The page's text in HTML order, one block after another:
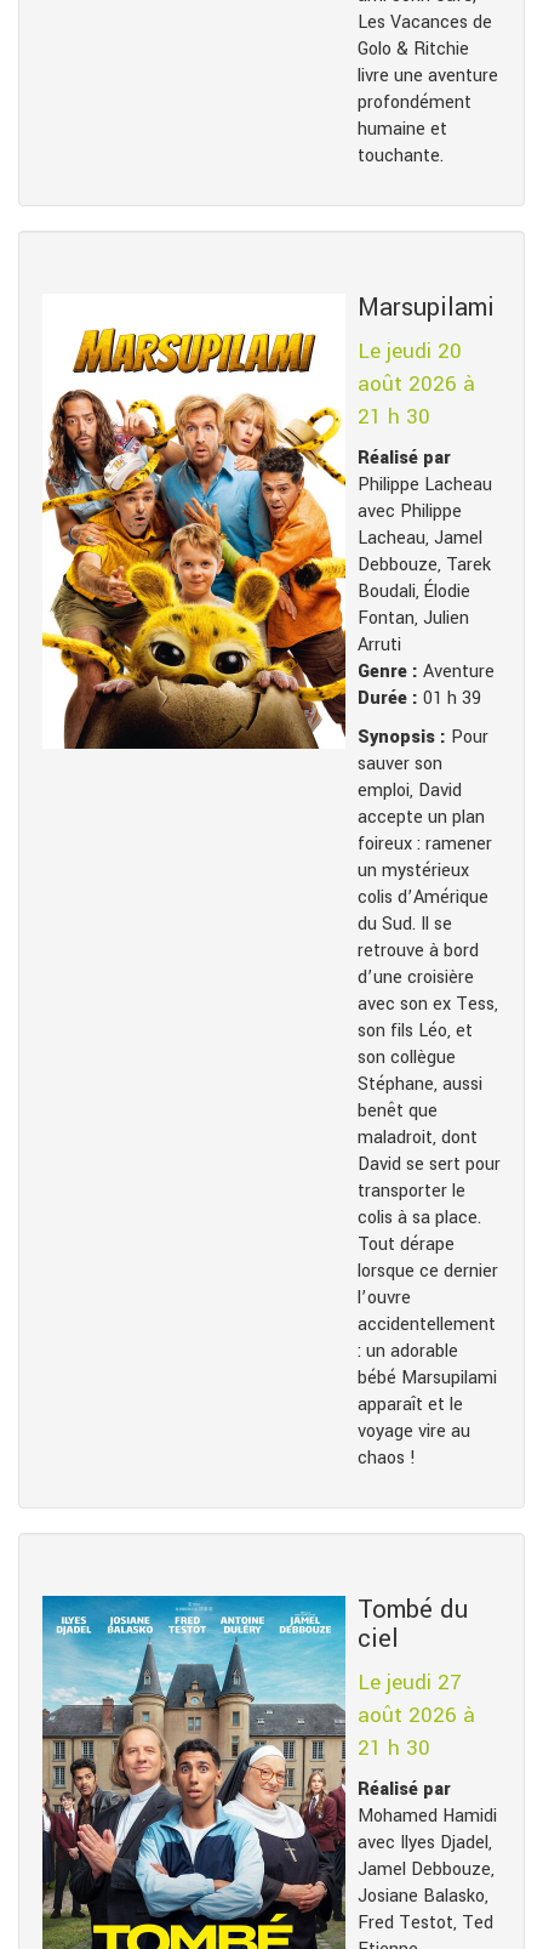
Les Vacances de
Golo & Ritchie
livre une aventure
profondément
humaine et
touchante.
Marsupilami
Le jeudi 20
août 2026 à
21 h 30
Réalisé par
Philippe Lacheau
avec Philippe
Lacheau, Jamel
Debbouze, Tarek
Boudali, Élodie
Fontan, Julien
Arruti
Genre : Aventure
Durée : 01 h 39
Synopsis : Pour
sauver son
emploi, David
accepte un plan
foireux : ramener
un mystérieux
colis d’Amérique
du Sud. Il se
retrouve à bord
d’une croisière
avec son ex Tess,
son fils Léo, et
son collègue
Stéphane, aussi
benêt que
maladroit, dont
David se sert pour
transporter le
colis à sa place.
Tout dérape
lorsque ce dernier
l’ouvre
accidentellement
: un adorable
bébé Marsupilami
apparaît et le
voyage vire au
chaos !
Tombé du
ciel
Le jeudi 27
août 2026 à
21 h 30
Réalisé par
Mohamed Hamidi
avec Ilyes Djadel,
Jamel Debbouze,
Josiane Balasko,
Fred Testot, Ted